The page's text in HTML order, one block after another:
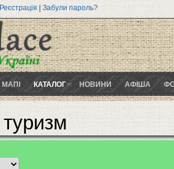
Реєстрація|Забули пароль?
КАТАЛОГ НОВИНИ АФІША